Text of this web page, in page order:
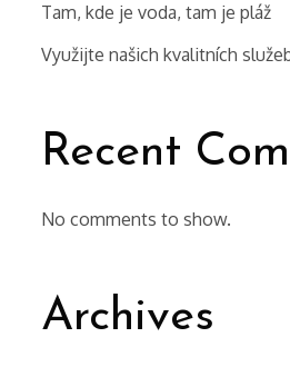
Tam, kde je voda, tam je pláž
Využijte našich kvalitních
Recent
No comments to show.
Archives